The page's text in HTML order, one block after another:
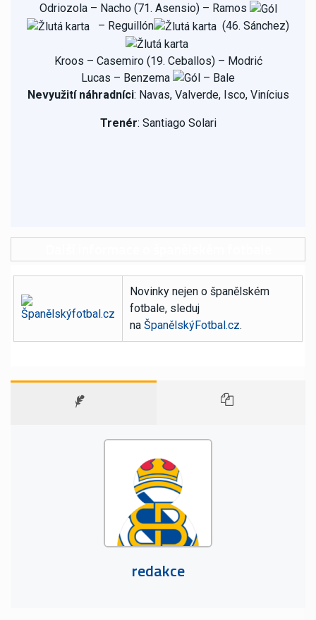
Odriozola – Nacho (71. Asensio) – Ramos
– Reguillón
(46. Sánchez)
Kroos – Casemiro (19. Ceballos) – Modrić
Lucas – Benzema
– Bale
Nevyužití náhradníci: Navas, Valverde, Isco, Vinícius
Trenér: Santiago Solari
Novinky nejen o španělském
fotbale, sleduj
na ŠpanělskýFotbal.cz.
redakce